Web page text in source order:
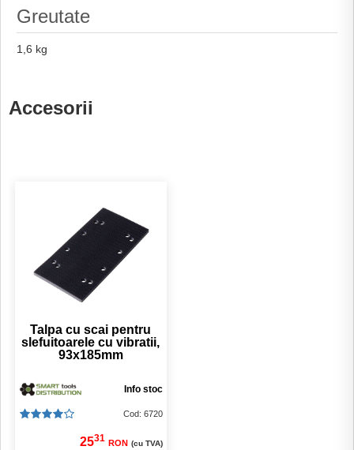
Greutate
1,6 kg
Accesorii
Talpa cu scai pentru
slefuitoarele cu vibratii,
93x185mm
Info stoc
Cod: 6720
2531 RON (cu TVA)